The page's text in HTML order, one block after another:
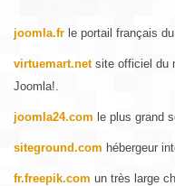
joomla.fr le portail français
virtuemart.netsite officiel du
Joomla!.
joomla24.com le plus grand
siteground.com hébergeur
fr.freepik.com un très large